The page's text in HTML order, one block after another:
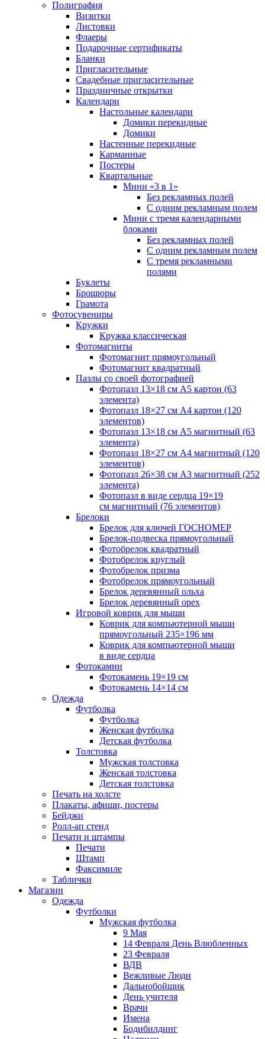
Полиграфия
Визитки
Листовки
Флаеры
Подарочные сертификаты
Бланки
Пригласительные
Свадебные пригласительные
Праздничные открытки
Календари
Настольные календари
Домики перекидные
Домики
Настенные перекидные
Карманные
Постеры
Квартальные
Мини «3 в 1»
Без рекламных полей
С одним рекламным полем
Мини с тремя календарными
блоками
Без рекламных полей
С одним рекламным полем
С тремя рекламными
полями
Буклеты
Брошюры
Грамота
Фотосувениры
Кружки
Кружка классическая
Фотомагниты
Фотомагнит прямоугольный
Фотомагнит квадратный
Пазлы со своей фотографией
Фотопазл 13×18 см А5 картон (63
элемента)
Фотопазл 18×27 см А4 картон (120
элементов)
Фотопазл 13×18 см А5 магнитный (63
элемента)
Фотопазл 18×27 см А4 магнитный (120
элементов)
Фотопазл 26×38 см А3 магнитный (252
элемента)
Фотопазл в виде сердца 19×19
см магнитный (76 элементов)
Брелоки
Брелок для ключей ГОСНОМЕР
Брелок-подвеска прямоугольный
Фотобрелок квадратный
Фотобрелок круглый
Фотобрелок призма
Фотобрелок прямоугольный
Брелок деревянный ольха
Брелок деревянный орех
Игровой коврик для мыши
Коврик для компьютерной мыши
прямоугольный 235×196 мм
Коврик для компьютерной мыши
в виде сердца
Фотокамни
Фотокамень 19×19 см
Фотокамень 14×14 см
Одежда
Футболка
Футболка
Женская футболка
Детская футболка
Толстовка
Мужская толстовка
Женская толстовка
Детская толстовка
Печать на холсте
Плакаты, афиши, постеры
Бейджи
Ролл-ап стенд
Печати и штампы
Печати
Штамп
Факсимиле
Таблички
Магазин
Одежда
Футболки
Мужская футболка
9 Мая
14 Февраля День Влюбленных
23 Февраля
ВДВ
Вежливые Люди
Дальнобойщик
День учителя
Врачи
Имена
Бодибилдинг